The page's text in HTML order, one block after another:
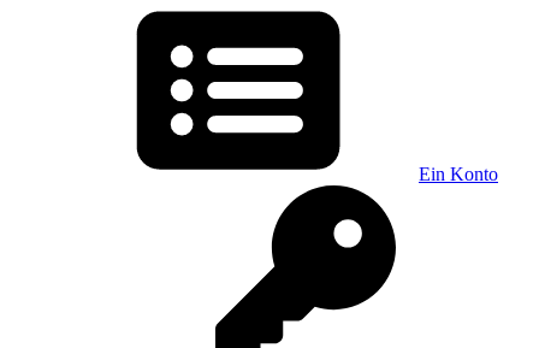
Ein Konto